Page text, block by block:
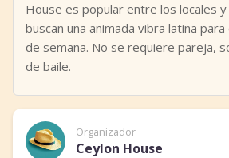
House es popular entre los locales
buscan una animada vibra latina
de semana. No se requiere pareja,
de baile.
Organizador
Ceylon House